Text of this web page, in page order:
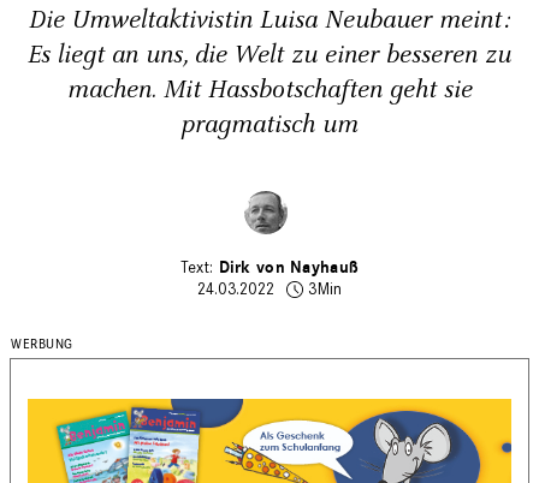
Die Umweltaktivistin Luisa Neubauer meint:
Es liegt an uns, die Welt zu einer besseren zu
machen. Mit Hassbotschaften geht sie
pragmatisch um
Dirk von Nayhauß
24.03.2022
3Min